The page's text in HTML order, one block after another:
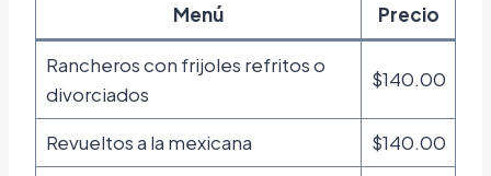
Menú Precio
Rancheros con frijoles refritos o
divorciados
$140.00
Revueltos a la mexicana
$140.00